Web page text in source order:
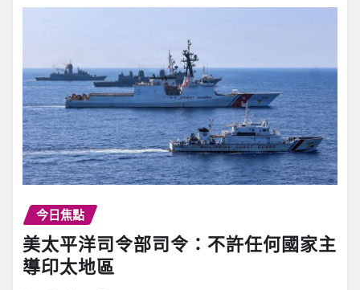
今日焦點
美太平洋司令部司令：不許任何國家主
導印太地區